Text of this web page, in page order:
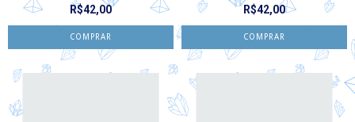
R$42,00 R$42,00